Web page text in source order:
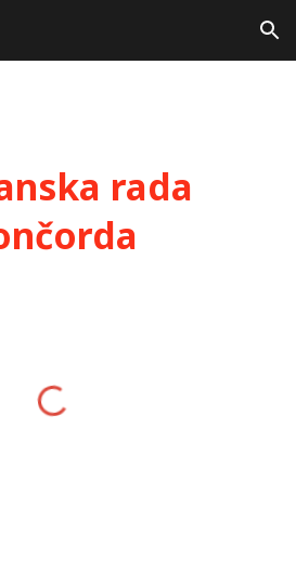
Skip to navigation
rada